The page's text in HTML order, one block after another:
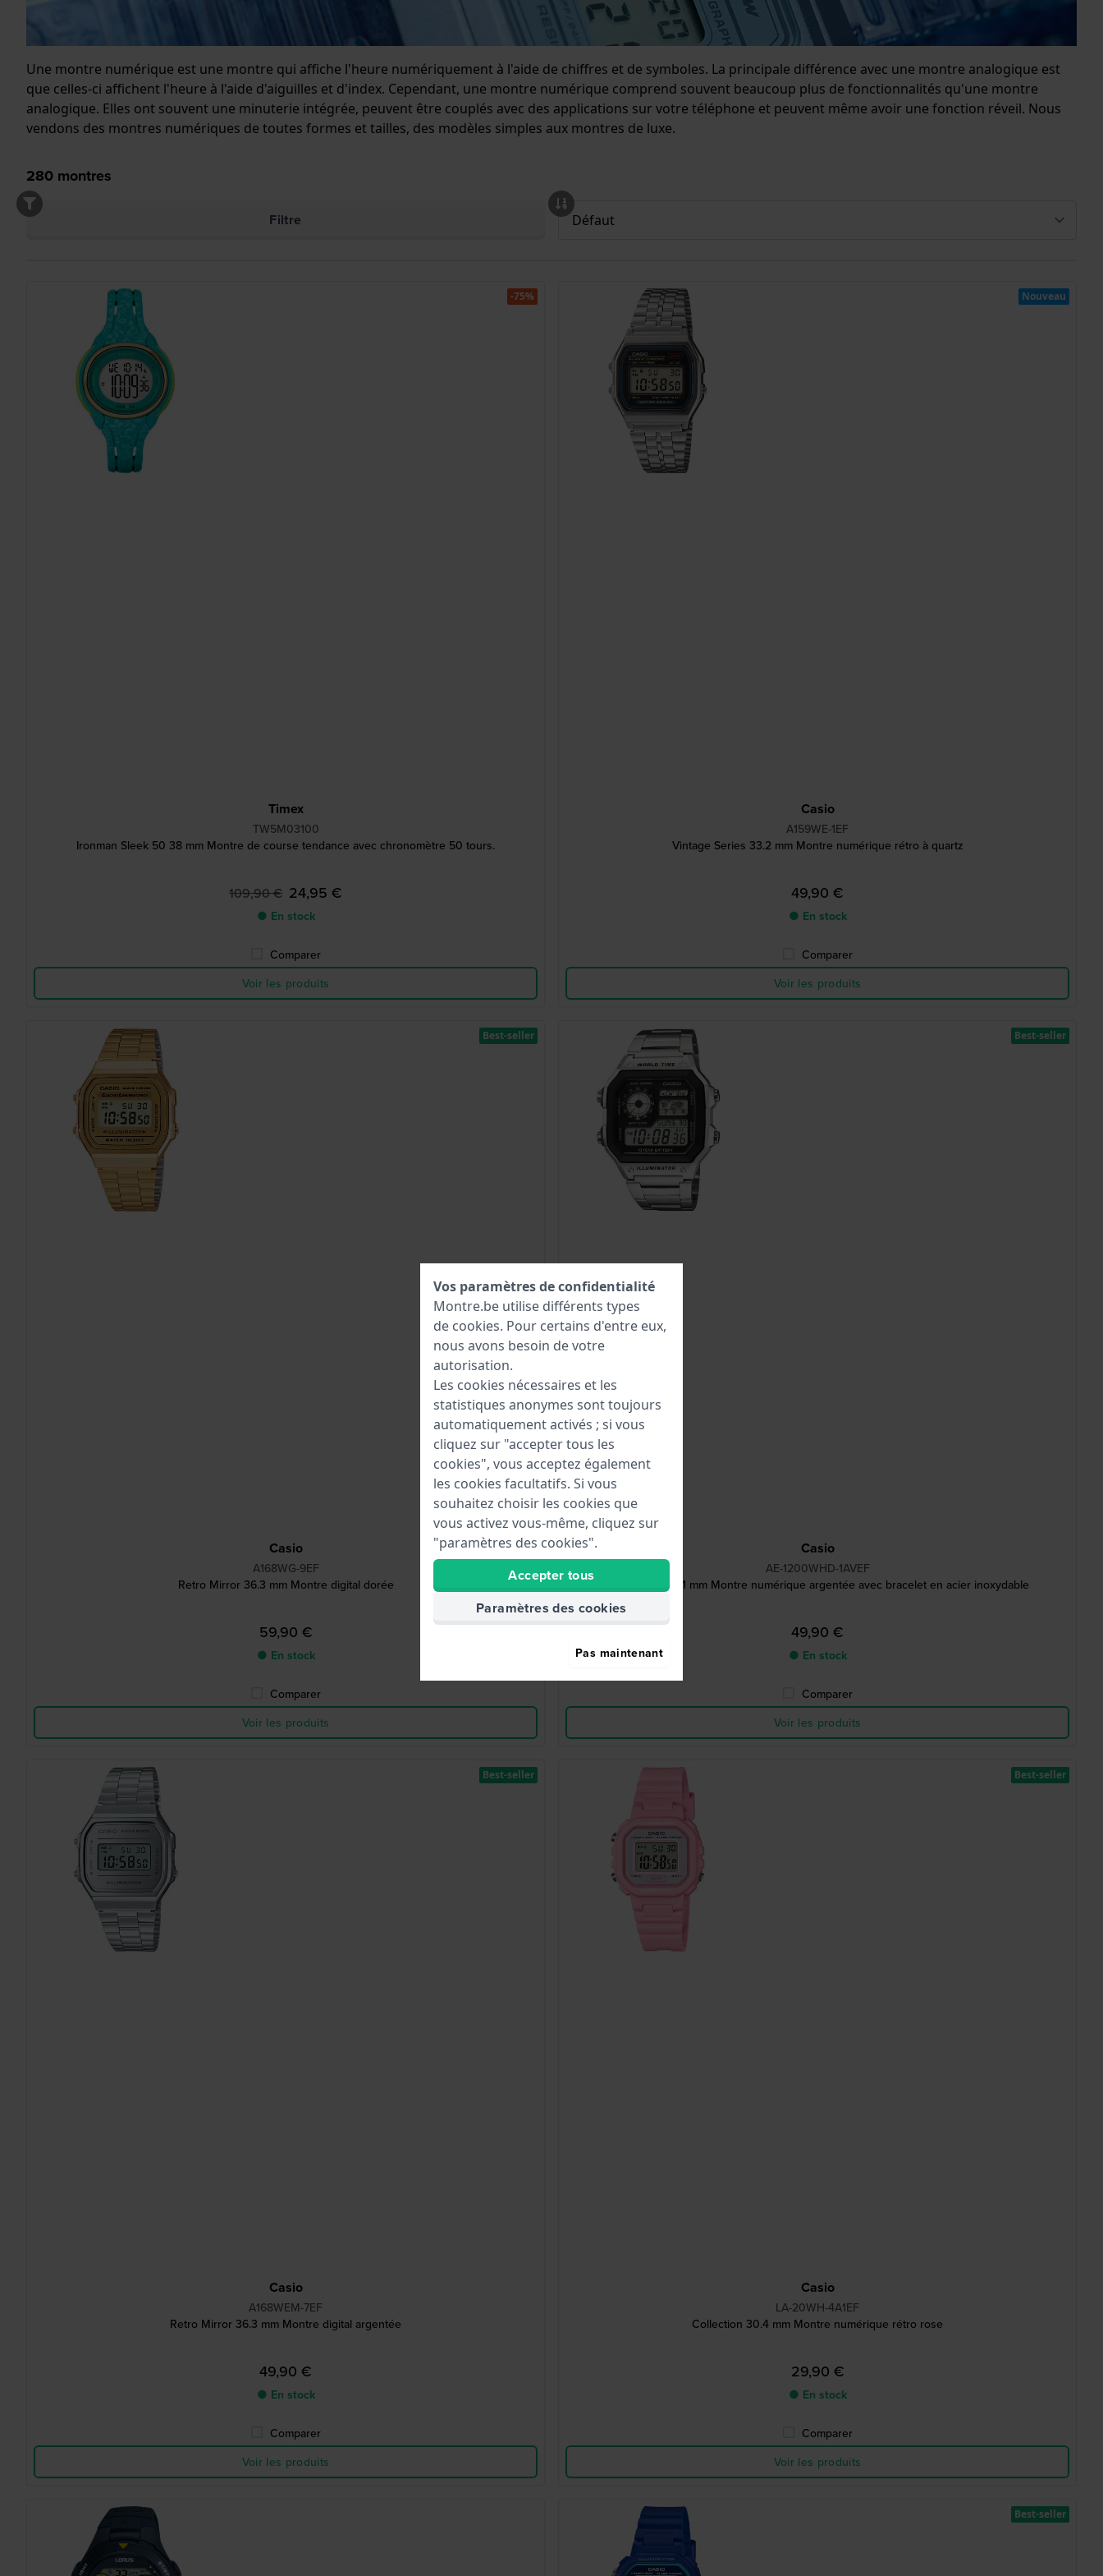
Une montre numérique est une montre qui affiche l'heure numériquement à l'aide de chiffres et de symboles. La principale différence avec une montre analogique est
que celles-ci affichent l'heure à l'aide d'aiguilles et d'index. Cependant, une montre numérique comprend souvent beaucoup plus de fonctionnalités qu'une montre
analogique. Elles ont souvent une minuterie intégrée, peuvent être couplés avec des applications sur votre téléphone et peuvent même avoir une fonction réveil. Nous
vendons des montres numériques de toutes formes et tailles, des modèles simples aux montres de luxe.
280 montres
Filtre
Timex
TW5M03100
Ironman Sleek 50 38 mm Montre de course tendance avec chronomètre 50 tours.
109,90 € 24,95 €
● En stock
Comparer
Voir les produits
-75%
Casio
A159WE-1EF
Vintage Series 33.2 mm Montre numérique rétro à quartz
49,90 €
● En stock
Comparer
Voir les produits
Nouveau
Casio
A168WG-9EF
Retro Mirror 36.3 mm Montre digital dorée
59,90 €
● En stock
Comparer
Voir les produits
Best-seller
Casio
AE-1200WHD-1AVEF
World Time 42.1 mm Montre numérique argentée avec bracelet en acier inoxydable
49,90 €
● En stock
Comparer
Voir les produits
Best-seller
Casio
A168WEM-7EF
Retro Mirror 36.3 mm Montre digital argentée
49,90 €
● En stock
Comparer
Voir les produits
Best-seller
Casio
LA-20WH-4A1EF
Collection 30.4 mm Montre numérique rétro rose
29,90 €
● En stock
Comparer
Voir les produits
Best-seller
Best-seller
Vos paramètres de confidentialité
Montre.be utilise différents types
de cookies. Pour certains d'entre eux,
nous avons besoin de votre
autorisation.
Les cookies nécessaires et les
statistiques anonymes sont toujours
automatiquement activés ; si vous
cliquez sur "accepter tous les
cookies", vous acceptez également
les cookies facultatifs. Si vous
souhaitez choisir les cookies que
vous activez vous-même, cliquez sur
"paramètres des cookies".
Accepter tous
Paramètres des cookies
Pas maintenant